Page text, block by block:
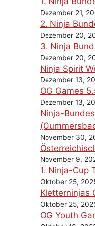
Dezember 21,
2. Ninja
Dezember 20,
3. Ninja
Dezember 20,
Ninja Spirit
Dezember 13,
OG Games
Dezember 13,
Ninja-
November 30,
November 9,
1. Ninja-Cup
Oktober 25,
Kletterninjas
Oktober 25,
OG Youth